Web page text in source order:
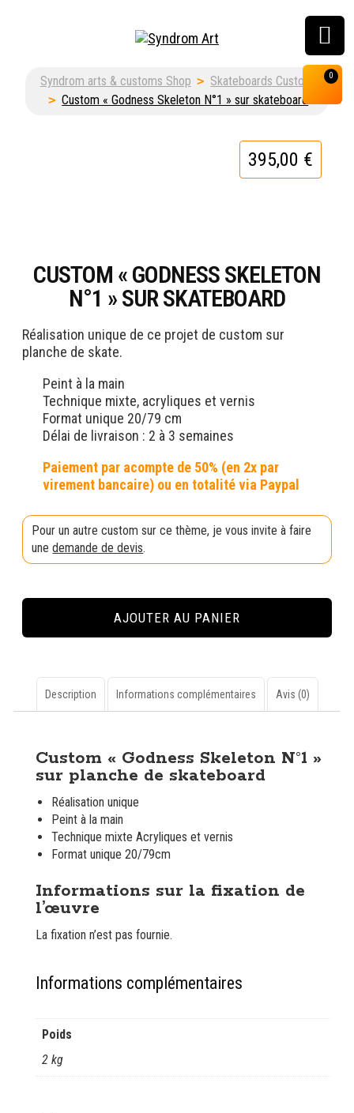
0
Customisation, graffiti
& street art shop
Syndrom arts & customs Shop > Skateboards Custom
> Custom « Godness Skeleton N°1 » sur skateboard
CUSTOM « GODNESS SKELETON
N°1 » SUR SKATEBOARD
395,00 €
Réalisation unique de ce projet de custom sur
planche de skate.
Peint à la main
Technique mixte, acryliques et vernis
Format unique 20/79 cm
Délai de livraison : 2 à 3 semaines
Pour un autre custom sur ce thème, je vous invite à faire
unedemande de devis.
de
"Godness
skateboard
AJOUTER AU PANIER
Description Informations complémentaires Avis (0)
Custom « Godness Skeleton N°1 »
sur planche de skateboard
Réalisation unique
Peint à la main
Technique mixte Acryliques et vernis
Format unique 20/79cm
Informations sur la fixation de
l’œuvre
La fixation n’est pas fournie.
Informations complémentaires
Poids
2 kg